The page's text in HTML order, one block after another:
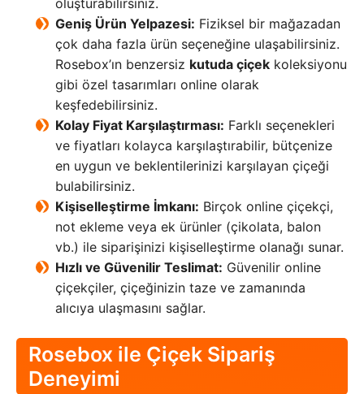
oluşturabilirsiniz.
Geniş Ürün Yelpazesi: Fiziksel bir mağazadan
çok daha fazla ürün seçeneğine ulaşabilirsiniz.
Rosebox’ın benzersiz kutuda çiçek koleksiyonu
gibi özel tasarımları online olarak
keşfedebilirsiniz.
Kolay Fiyat Karşılaştırması: Farklı seçenekleri
ve fiyatları kolayca karşılaştırabilir, bütçenize
en uygun ve beklentilerinizi karşılayan çiçeği
bulabilirsiniz.
Kişiselleştirme İmkanı: Birçok online çiçekçi,
not ekleme veya ek ürünler (çikolata, balon
vb.) ile siparişinizi kişiselleştirme olanağı sunar.
Hızlı ve Güvenilir Teslimat: Güvenilir online
çiçekçiler, çiçeğinizin taze ve zamanında
alıcıya ulaşmasını sağlar.
Rosebox ile Çiçek Sipariş
Deneyimi